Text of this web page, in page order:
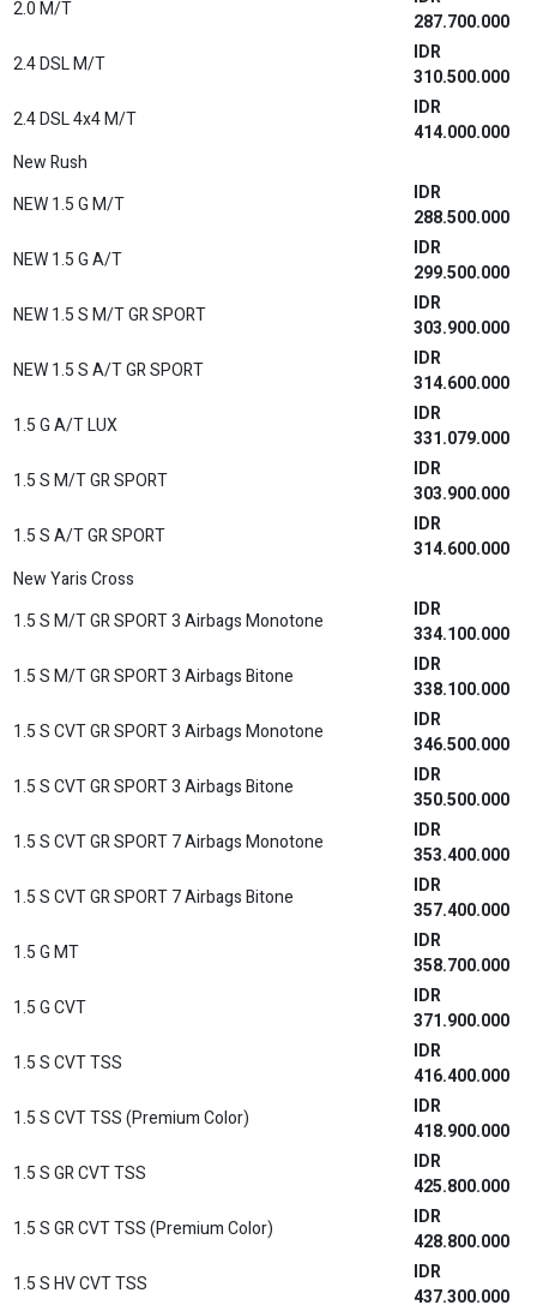
2.0 M/T
287.700.000
2.4 DSL M/T
IDR
310.500.000
2.4 DSL 4x4 M/T
IDR
414.000.000
New Rush
NEW 1.5 G M/T
IDR
288.500.000
NEW 1.5 G A/T
IDR
299.500.000
NEW 1.5 S M/T GR SPORT
IDR
303.900.000
NEW 1.5 S A/T GR SPORT
IDR
314.600.000
1.5 G A/T LUX
IDR
331.079.000
1.5 S M/T GR SPORT
IDR
303.900.000
1.5 S A/T GR SPORT
IDR
314.600.000
New Yaris Cross
1.5 S M/T GR SPORT 3 Airbags Monotone
IDR
334.100.000
1.5 S M/T GR SPORT 3 Airbags Bitone
IDR
338.100.000
1.5 S CVT GR SPORT 3 Airbags Monotone
IDR
346.500.000
1.5 S CVT GR SPORT 3 Airbags Bitone
IDR
350.500.000
1.5 S CVT GR SPORT 7 Airbags Monotone
IDR
353.400.000
1.5 S CVT GR SPORT 7 Airbags Bitone
IDR
357.400.000
1.5 G MT
IDR
358.700.000
1.5 G CVT
IDR
371.900.000
1.5 S CVT TSS
IDR
416.400.000
1.5 S CVT TSS (Premium Color)
IDR
418.900.000
1.5 S GR CVT TSS
IDR
425.800.000
1.5 S GR CVT TSS (Premium Color)
IDR
428.800.000
1.5 S HV CVT TSS
IDR
437.300.000